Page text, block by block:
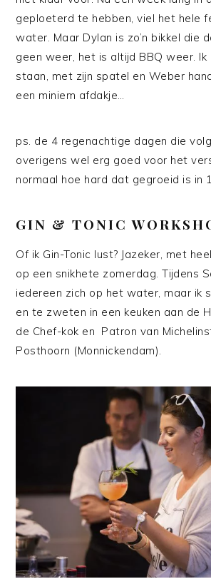
geploeterd te hebben, viel het hele
water. Maar Dylan is zo’n bikkel die
geen weer, het is altijd BBQ weer. Ik
staan, met zijn spatel en Weber
een miniem afdakje…
ps. de 4 regenachtige dagen die
overigens wel erg goed voor het
normaal hoe hard dat gegroeid is in
GIN & TONIC
Of ik Gin-Tonic lust? Jazeker, met
op een snikhete zomerdag. Tijdens
iedereen zich op het water, maar ik
en te zweten in een keuken aan de
de Chef-kok en Patron van
Posthoorn (Monnickendam).